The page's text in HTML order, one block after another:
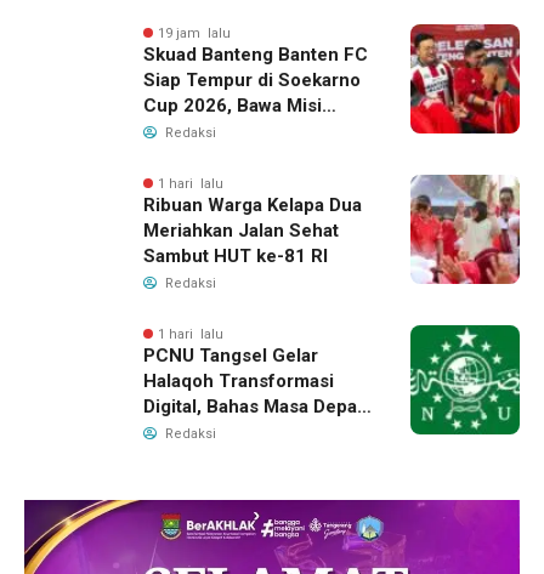
19 jam lalu
Skuad Banteng Banten FC
Siap Tempur di Soekarno
Cup 2026, Bawa Misi
Harumkan Nama Banten
Redaksi
1 hari lalu
Ribuan Warga Kelapa Dua
Meriahkan Jalan Sehat
Sambut HUT ke-81 RI
Redaksi
1 hari lalu
PCNU Tangsel Gelar
Halaqoh Transformasi
Digital, Bahas Masa Depan
NU di Era Disrupsi
Redaksi